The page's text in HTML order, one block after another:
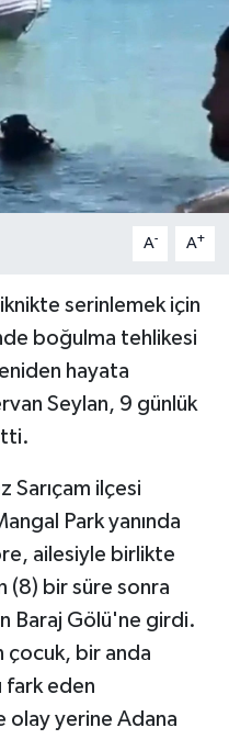
A- A+
serinlemek için
boğulma tehlikesi
hayata
Seylan, 9 günlük
Sarıçam ilçesi
Park yanında
ailesiyle birlikte
(8) bir süre sonra
Baraj Gölü'ne girdi.
çocuk, bir anda
fark eden
olay yerine Adana